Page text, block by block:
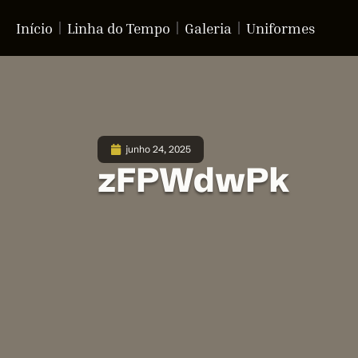
Início Linha do Tempo Galeria Uniformes
junho 24, 2025
zFPWdwPk